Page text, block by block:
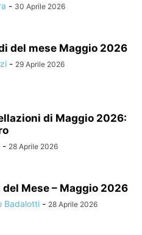
- 30 Aprile 2026
del mese Maggio 2026
- 29 Aprile 2026
di Maggio 2026:
- 28 Aprile 2026
del Mese – Maggio 2026
Badalotti - 28 Aprile 2026